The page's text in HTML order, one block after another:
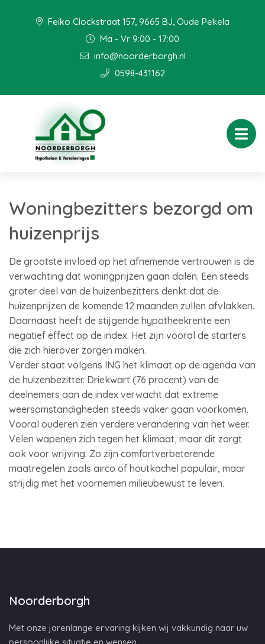
Feiko Clockstraat 157, 9665 BJ, Oude Pekela
Ma - Vr 9:00 - 17:00
info@noorderborgh.nl
0598-431162
Woningbezitters bezorgd om
huizenprijs
De grootste invloed op het afnemende vertrouwen is de
verwachting dat woningprijzen gaan dalen. Een steeds
groter deel van de huizenbezitters denkt dat de
huizenprijzen de komende 12 maanden zullen afvlakken.
Daarnaast heeft de stijgende hypotheekrente een
negatief effect op de index. Het zijn vooral de starters
die zich hierover zorgen maken.
Verder staat volgens ING het klimaat op de agenda van
de huizenbezitter. Driekwart (76 procent) van de
deelnemers aan de index verwacht dat extreme
weersomstandigheden steeds vaker gaan voorkomen.
Vooral ouderen zien verdere verandering van het weer.
Velen wapenen zich tegen het klimaat, maar dit zorgt
ook voor wrijving. Zo zijn comfortverbeterende
maatregelen zoals airco of houtkachel populair, maar
strijdig met het voornemen milieubewust te leven.
Noorderborgh
Met onze jarenlange ervaring kijken wij vakkundig naar uw